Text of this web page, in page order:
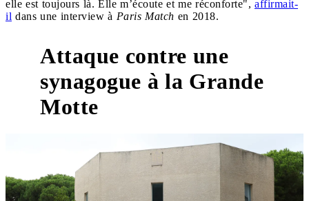
elle est toujours là. Elle m’écoute et me réconforte", affirmait-
il dans une interview à Paris Match en 2018.
Attaque contre une
synagogue à la Grande
Motte